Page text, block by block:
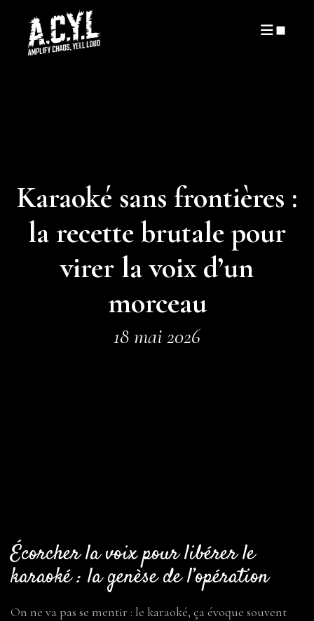
Karaoké sans frontières :
la recette brutale pour
virer la voix d’un
morceau
18 mai 2026
Écorcher la voix pour libérer le
karaoké : la genèse de l’opération
On ne va pas se mentir : le karaoké, ça évoque souvent